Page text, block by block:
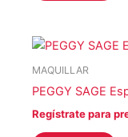
MAQUILLAR
PEGGY SAGE
Regístrate para